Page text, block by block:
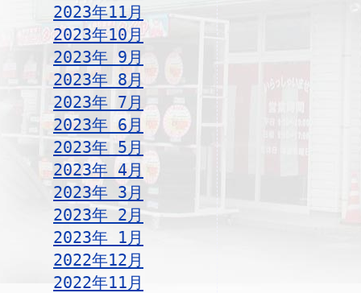
2023年11月
2023年10月
2023年 9月
2023年 8月
2023年 7月
2023年 6月
2023年 5月
2023年 4月
2023年 3月
2023年 2月
2023年 1月
2022年12月
2022年11月